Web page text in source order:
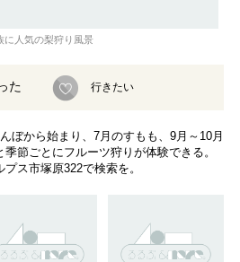
に人気の梨狩り風景
た 行きたい
ぼから始まり、7月のすもも、9月～10月
節ごとにフルーツ狩りが体験できる。
ス市塚原322で検索を。